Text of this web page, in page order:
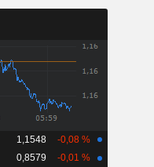
1,1548
-0,08 %
0,8579 -0,01 %